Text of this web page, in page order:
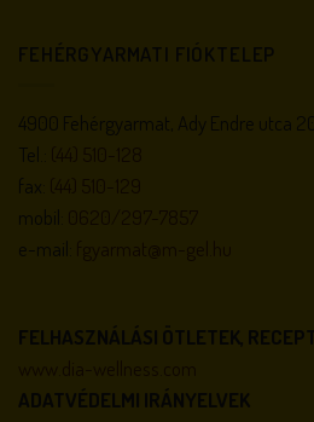
FEHÉRGYARMATI FIÓKTELEP
4900 Fehérgyarmat, Ady Endre utca
Tel.:
fax:
mobil:
e-mail:
FELHASZNÁLÁSI ÖTLETEK,
ADATVÉDELMI IRÁNYELVEK